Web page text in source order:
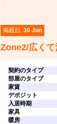
掲載日: 30 Jun
Zone2/広く
契約のタイプ
部屋のタイプ
家賃
デポジット
入居時期
家具
暖房